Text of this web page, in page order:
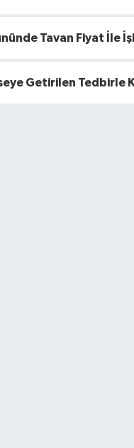
Tavan Fiyat İle
Getirilen Tedbirle